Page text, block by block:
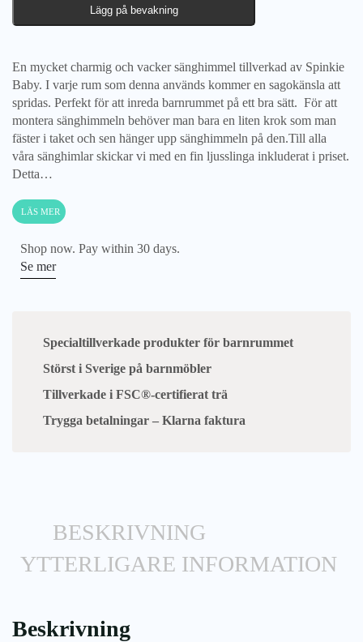
Lägg på bevakning
En mycket charmig och vacker sänghimmel tillverkad av Spinkie
Baby. I varje rum som denna används kommer en sagokänsla att
spridas. Perfekt för att inreda barnrummet på ett bra sätt. För att
montera sänghimmeln behöver man bara en liten krok som man
fäster i taket och sen hänger upp sänghimmeln på den.Till alla
våra sänghimlar skickar vi med en fin ljusslinga inkluderat i priset.
Detta…
LÄS MER
Shop now. Pay within 30 days.
Se mer
Specialtillverkade produkter för barnrummet
Störst i Sverige på barnmöbler
Tillverkade i FSC®-certifierat trä
Trygga betalningar – Klarna faktura
BESKRIVNING
YTTERLIGARE INFORMATION
Beskrivning